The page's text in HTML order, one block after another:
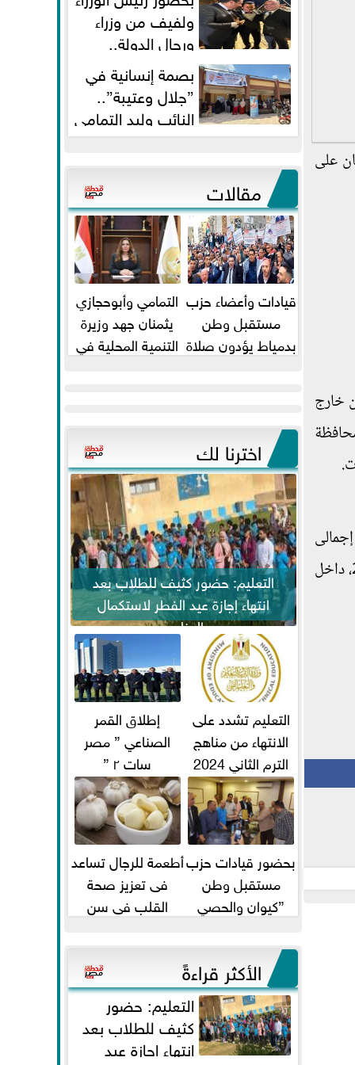
على
خارج
إجمالى
393 ألف و883 طالب وطالبة، وذلك في اليوم الثالث من امتحانات الثانوية العامة للعام الدراسى الحالي 2020/2021، داخل
ولفيف من وزراء
ورجال الدولة..
النائبان وليد التمامي ومحمد...
بصمة إنسانية في
”جلال وعتيبة”..
النائب وليد التمامي
والبروفيسور جمال شيحة يداويان...
مقالات
قيادات وأعضاء حزب
مستقبل وطن
بدمياط يؤدون صلاة
التمامي وأبوحجازي
يثمنان جهد وزيرة
التنمية المحلية في
اخترنا لك
التعليم: حضور كثيف للطلاب بعد
انتهاء إجازة عيد الفطر لاستكمال
المناهج
التعليم تشدد على
الانتهاء من مناهج
الترم الثاني 2024
قبل الامتحانات
إطلاق القمر
الصناعي ” مصر
سات ٢ ”
بحضور قيادات حزب
مستقبل وطن
”كيوان والحصي
وعيسي” أمانه كفر...
أطعمة للرجال تساعد
فى تعزيز صحة
القلب فى سن
الأكثر قراءةً
التعليم: حضور
كثيف للطلاب بعد
انتهاء إجازة عيد